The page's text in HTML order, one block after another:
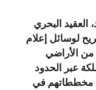
البحري
لوسائل إعلام
الأراضي
عبر الحدود
مخططاتهم في